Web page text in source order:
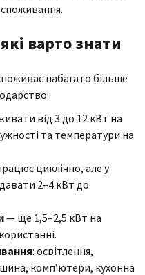
варто знати
набагато більше
від 3 до 12 кВт на
та температури на
циклічно, але у
2–4 кВт до
— ще 1,5–2,5 кВт на
: освітлення,
комп’ютери, кухонна